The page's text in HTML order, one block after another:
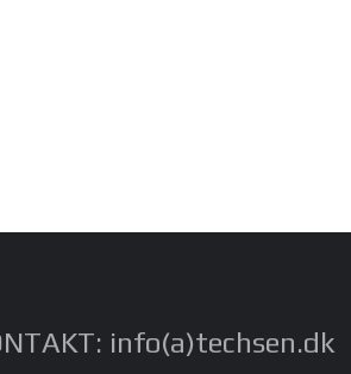
info(a)techsen.dk